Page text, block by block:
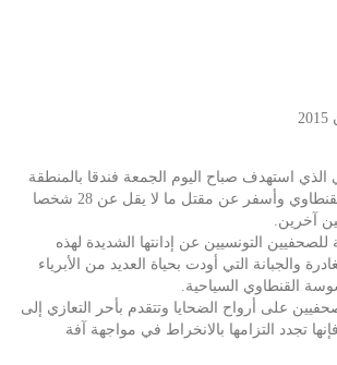
الذي استهدف صباح اليوم الجمعة فندقا بالمنطقة
السياحية سوسة القنطاوي وأسفر عن مقتل ما لا يقل عن 28 شخصا
آخرين.
للصحفيين التونسيين عن إدانتها الشديدة لهذه
والجبانة التي أودت بحياة العديد من الأبرياء
القنطاوي السياحية.
على أرواح الضحايا وتتقدم بأحر التعازي إلى
فإنها تجدد التزامها بالانخراط في مواجهة آفة